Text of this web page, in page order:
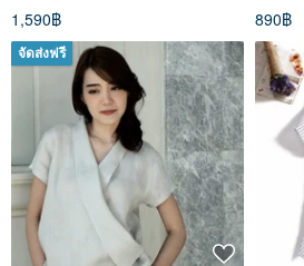
1,590฿
890฿
จัดส่งฟรี